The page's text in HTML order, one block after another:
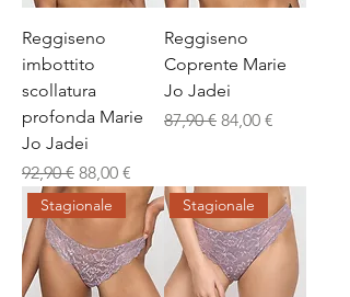
Reggiseno
imbottito
scollatura
profonda Marie
Jo Jadei
Prezzo regolare
92,90 € Prezzo scontato
88,00 €
Reggiseno
Coprente Marie
Jo Jadei
Prezzo regolare
87,90 € Prezzo scontato
84,00 €
Stagionale Stagionale